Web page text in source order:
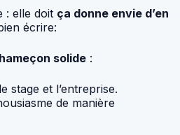
: elle doit ça donne envie d’en
écrire:
solide :
stage et l’entreprise.
de manière